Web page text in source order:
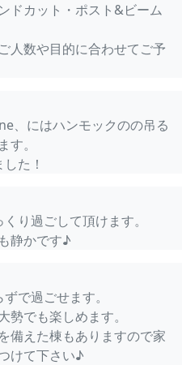
ドカット・ポスト&ビーム
人数や目的に合わせてご予
、にはハンモックのの吊る
。
た！
り過ごして頂けます。
静かです♪
で過ごせます。
勢でも楽しめます。
備えた棟もありますので家
けて下さい♪